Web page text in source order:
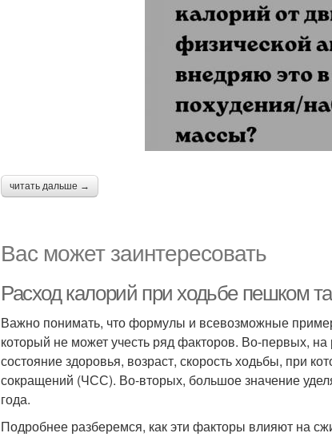
читать дальше →
Вас может заинтересовать
Расход калорий при ходьбе пешком
Важно понимать, что формулы и всевозможные
который не может учесть ряд факторов. Во-первых,
состояние здоровья, возраст, скорость ходьбы, при
сокращений (ЧСС). Во-вторых, большое значение
года.
Подробнее разберемся, как эти факторы влияют на